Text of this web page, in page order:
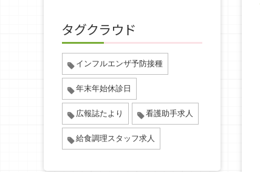
タグクラウド
インフルエンザ予防接種
年末年始休診日
広報誌たより 看護助手求人
給食調理スタッフ求人